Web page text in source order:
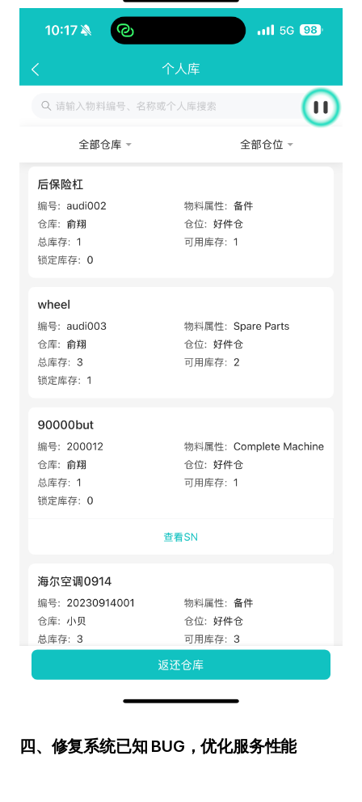
四、修复系统已知 BUG，优化服务性能